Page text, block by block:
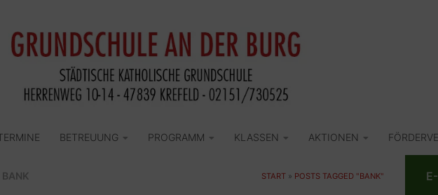
BETREUUNG PROGRAMM KLASSEN AKTIONEN
BANK START » POSTS TAGGED "BANK"